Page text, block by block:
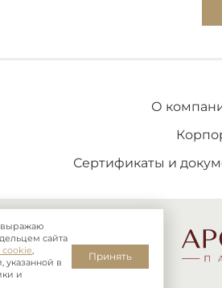
О
Сертификаты и
885-71-00
выражаю
сайта
cookie,
в
и
Принять